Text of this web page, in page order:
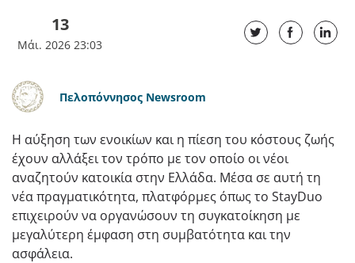
13
Μάι. 2026 23:03
Πελοπόννησος Newsroom
Η αύξηση των ενοικίων και η πίεση του κόστους ζωής
έχουν αλλάξει τον τρόπο με τον οποίο οι νέοι
αναζητούν κατοικία στην Ελλάδα. Μέσα σε αυτή τη
νέα πραγματικότητα, πλατφόρμες όπως το StayDuo
επιχειρούν να οργανώσουν τη συγκατοίκηση με
μεγαλύτερη έμφαση στη συμβατότητα και την
ασφάλεια.